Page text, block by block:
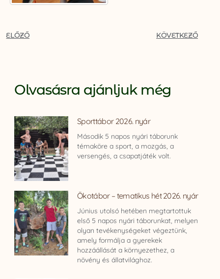
ELŐZŐ KÖVETKEZŐ
Olvasásra ajánljuk még
Sporttábor 2026. nyár
Második 5 napos nyári táborunk
témaköre a sport, a mozgás, a
versengés, a csapatjáték volt.
Ökotábor – tematikus hét 2026. nyár
Június utolsó hetében megtartottuk
első 5 napos nyári táborunkat, melyen
olyan tevékenységeket végeztünk,
amely formálja a gyerekek
hozzáállását a környezethez, a
növény és állatvilághoz.